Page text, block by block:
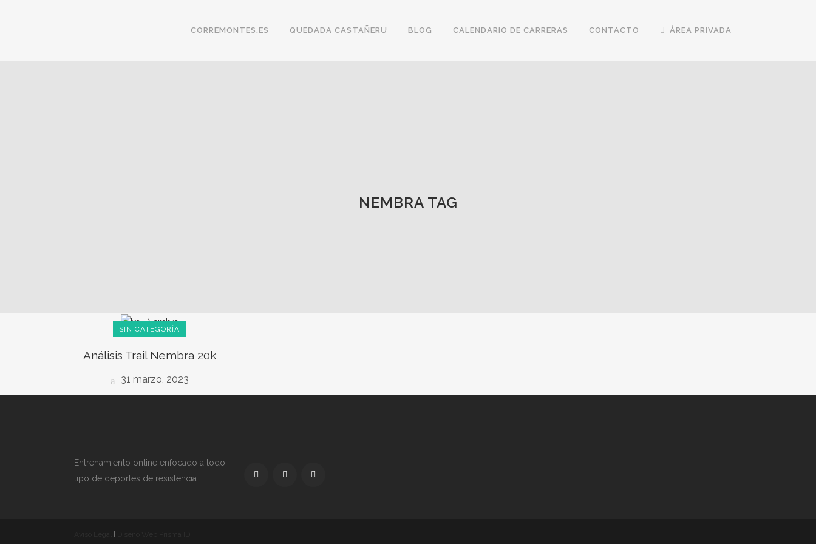
CORREMONTES.ES QUEDADA CASTAÑERU BLOG CALENDARIO DE CARRERAS CONTACTO ÁREA PRIVADA
NEMBRA TAG
SIN CATEGORÍA
Análisis Trail Nembra 20k
31 marzo, 2023
Entrenamiento online enfocado a todo
tipo de deportes de resistencia.